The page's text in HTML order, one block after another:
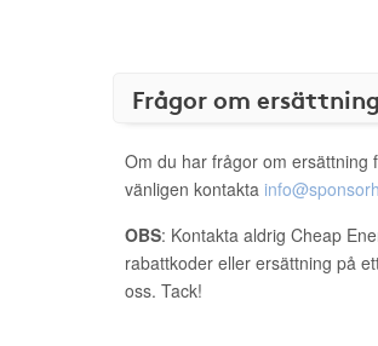
Frågor om
Om du har frågor om ersättning
vänligen kontakta
OBS: Kontakta aldrig Cheap
rabattkoder eller ersättning på
oss. Tack!